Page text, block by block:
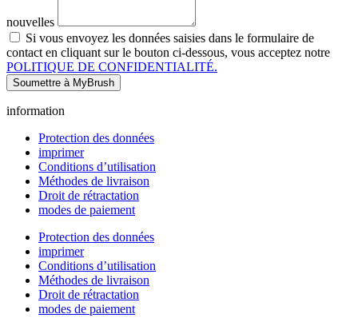
nouvelles
Si vous envoyez les données saisies dans le formulaire de
contact en cliquant sur le bouton ci-dessous, vous acceptez notre
POLITIQUE DE CONFIDENTIALITÉ.
Soumettre à MyBrush
information
Protection des données
imprimer
Conditions d’utilisation
Méthodes de livraison
Droit de rétractation
modes de paiement
Protection des données
imprimer
Conditions d’utilisation
Méthodes de livraison
Droit de rétractation
modes de paiement